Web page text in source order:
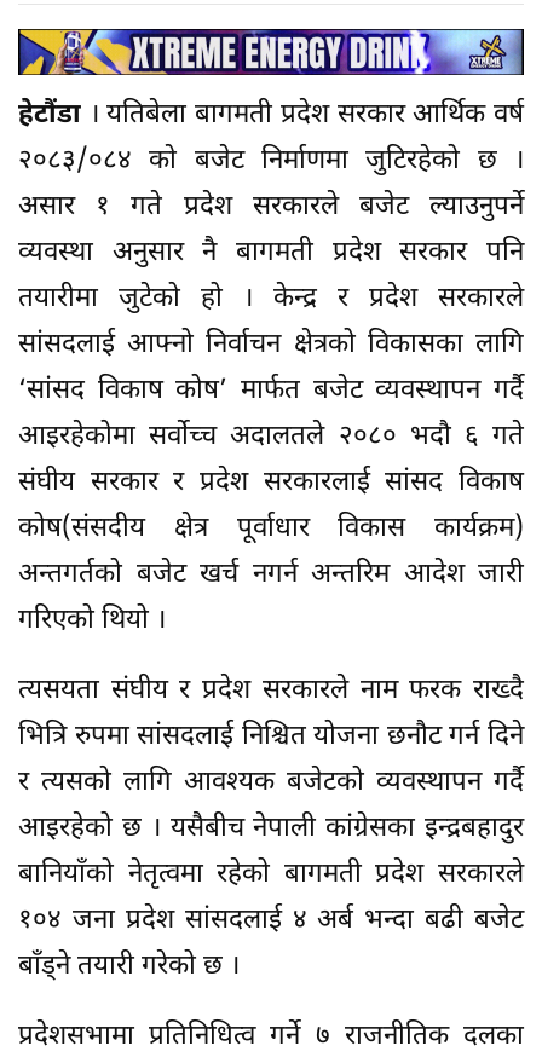
हेटौंडा । यतिबेला बागमती प्रदेश सरकार आर्थिक वर्ष
२०८३/०८४ काे बजेट निर्माणमा जुटिरहेको छ ।
असार १ गते प्रदेश सरकारले बजेट ल्याउनुपर्ने
व्यवस्था अनुसार नै बागमती प्रदेश सरकार पनि
तयारीमा जुटेको हो । केन्द्र र प्रदेश सरकारले
सांसदलाई आफ्नो निर्वाचन क्षेत्रको विकासका लागि
‘सांसद विकाष कोष’ मार्फत बजेट व्यवस्थापन गर्दै
आइरहेकोमा सर्वोच्च अदालतले २०८० भदौ ६ गते
संघीय सरकार र प्रदेश सरकारलाई सांसद विकाष
कोष(संसदीय क्षेत्र पूर्वाधार विकास कार्यक्रम)
अन्तगर्तको बजेट खर्च नगर्न अन्तरिम आदेश जारी
गरिएको थियो ।
त्यसयता संघीय र प्रदेश सरकारले नाम फरक राख्दै
भित्रि रुपमा सांसदलाई निश्चित योजना छनौट गर्न दिने
र त्यसको लागि आवश्यक बजेटको व्यवस्थापन गर्दै
आइरहेको छ । यसैबीच नेपाली कांग्रेसका इन्द्रबहादुर
बानियाँको नेतृत्वमा रहेको बागमती प्रदेश सरकारले
१०४ जना प्रदेश सांसदलाई ४ अर्ब भन्दा बढी बजेट
बाँड्ने तयारी गरेको छ ।
प्रदेशसभामा प्रतिनिधित्व गर्ने ७ राजनीतिक दलका